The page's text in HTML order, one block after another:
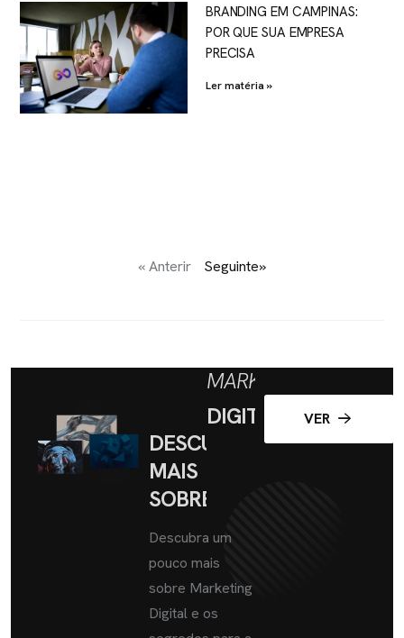
BRANDING EM CAMPINAS:
POR QUE SUA EMPRESA
PRECISA
Ler matéria »
« Anterir Seguinte»
DESCUBRA
MAIS
SOBRE
MARKETING
DIGITAL
Descubra um
pouco mais
sobre Marketing
Digital e os
VER